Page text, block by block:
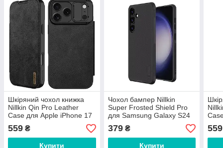
Шкіряний чохол книжка
Nillkin Qin Pro Leather
Case для Apple iPhone 17
Pro Black
559 ₴
Купити
Чохол бампер Nillkin
Super Frosted Shield Pro
для Samsung Galaxy S24
Black
379₴
Купити
A56
559